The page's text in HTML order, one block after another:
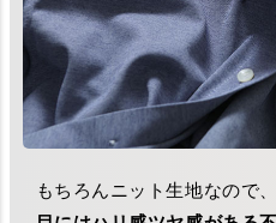
もちろんニット生地なので、